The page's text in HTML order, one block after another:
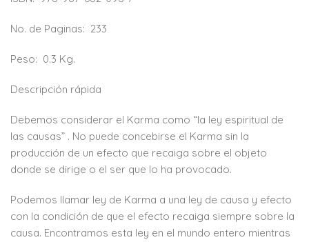
No. de Paginas: 233
Peso: 0.3 Kg.
Descripción rápida
Debemos considerar el Karma como “la ley espiritual de
las causas” . No puede concebirse el Karma sin la
producción de un efecto que recaiga sobre el objeto
donde se dirige o el ser que lo ha provocado.
Podemos llamar ley de Karma a una ley de causa y efecto
con la condición de que el efecto recaiga siempre sobre la
causa. Encontramos esta ley en el mundo entero mientras